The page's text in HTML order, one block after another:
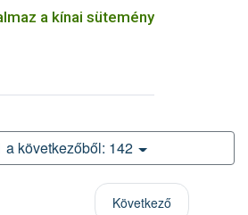
a kínai sütemény
a következőből: 142
Következő